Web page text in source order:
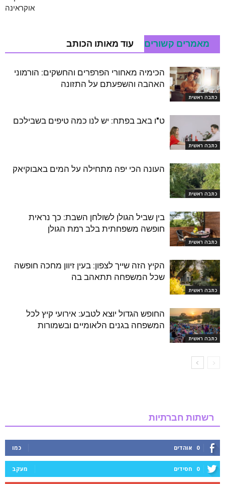
אוקראינה
מאמרים קשורים עוד מאותו הכותב
כתבה ראשית
הכימיה מאחורי הפרפרים והחשקים: הורמוני
האהבה והשפעתם על התזונה
כתבה ראשית
ט"ו באב בפתח: יש לנו כמה טיפים בשבילכם
כתבה ראשית
העונה הכי יפה מתחילה על המים באבוקיאק
כתבה ראשית
בין שביל הגולן לשולחן השבת: כך נראית
חופשה משפחתית בלב רמת הגולן
כתבה ראשית
הקיץ הזה שייך לצפון: בעין זיוון מחכה חופשה
שכל המשפחה תתאהב בה
כתבה ראשית
החופש הגדול יוצא לטבע: אירועי קיץ לכל
המשפחה בגנים הלאומיים ובשמורות
רשתות חברתיות
0 אוהדים כמו
0 חסידים מעקב